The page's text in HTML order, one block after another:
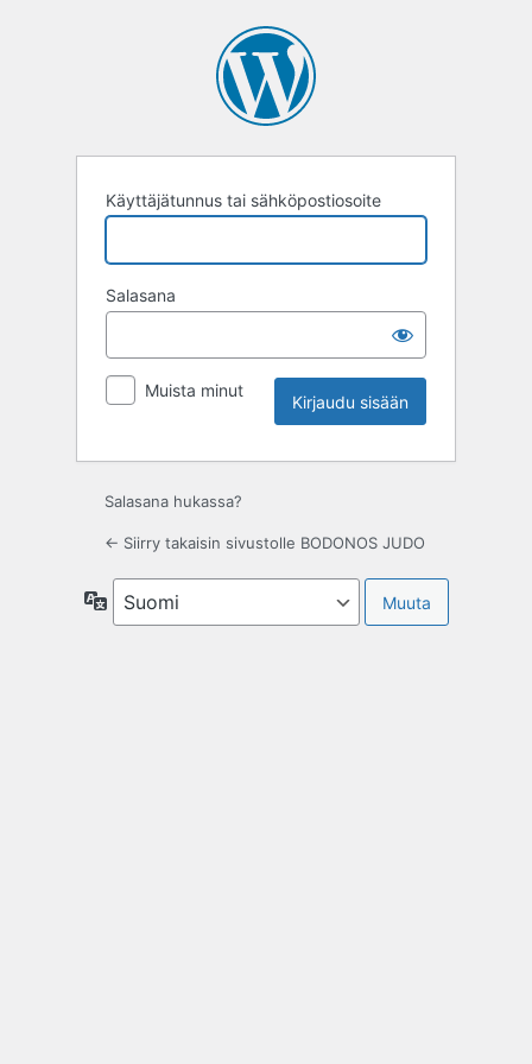
Käyttäjätunnus tai sähköpostiosoite
Salasana
Muista minut
Salasana hukassa?
← Siirry takaisin sivustolle BODONOS JUDO
Kieli